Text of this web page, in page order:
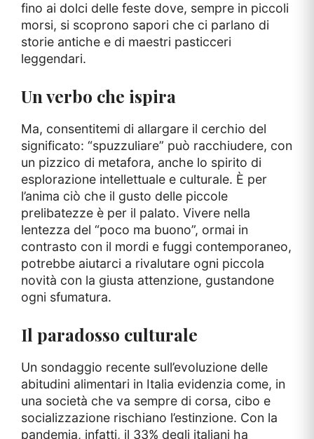
fino ai dolci delle feste dove, sempre in piccoli
morsi, si scoprono sapori che ci parlano di
storie antiche e di maestri pasticceri
leggendari.
Un verbo che ispira
Ma, consentitemi di allargare il cerchio del
significato: “spuzzuliare” può racchiudere, con
un pizzico di metafora, anche lo spirito di
esplorazione intellettuale e culturale. È per
l’anima ciò che il gusto delle piccole
prelibatezze è per il palato. Vivere nella
lentezza del “poco ma buono”, ormai in
contrasto con il mordi e fuggi contemporaneo,
potrebbe aiutarci a rivalutare ogni piccola
novità con la giusta attenzione, gustandone
ogni sfumatura.
Il paradosso culturale
Un sondaggio recente sull’evoluzione delle
abitudini alimentari in Italia evidenzia come, in
una società che va sempre di corsa, cibo e
socializzazione rischiano l’estinzione. Con la
pandemia, infatti, il 33% degli italiani ha